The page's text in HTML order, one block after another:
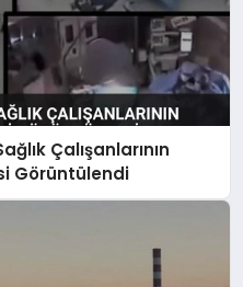
Çalışanlarının
Görüntülendi